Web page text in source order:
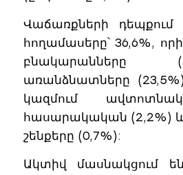
Վաճառքների դեպքում
հողամասերը՝ 36,6%,
բնակարանները
առանձնատները
կազմում
հասարակական (2,2%)
շենքերը (0,7%):
Ակտիվ մասնակցում